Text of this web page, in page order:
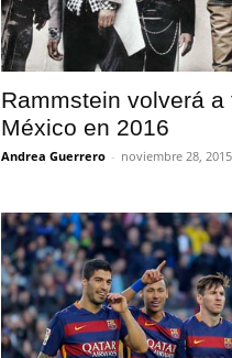
Rammstein volverá a
México en 2016
Andrea Guerrero - noviembre 28,